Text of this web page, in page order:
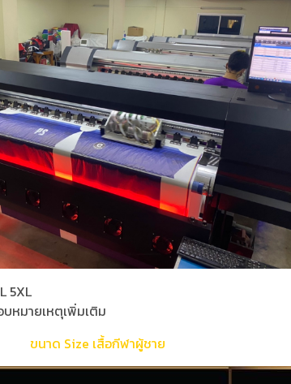
5XL
หมายเหตุเพิ่มเติม
ขนาด Size เสื้อกีฬาผู้ชาย